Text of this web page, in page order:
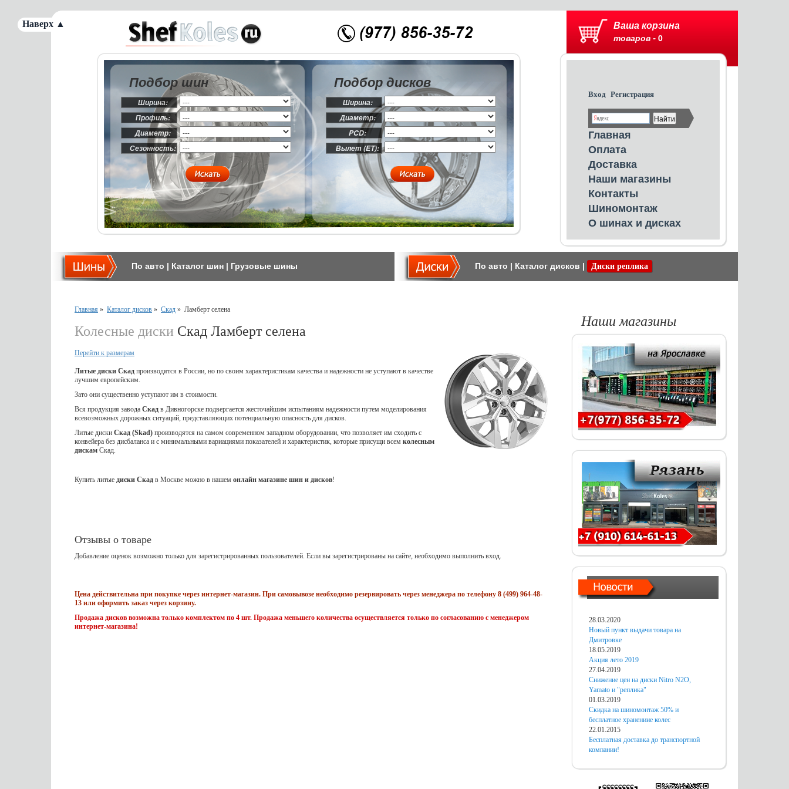
Ваша корзина
товаров - 0
Вход Регистрация
Главная
Оплата
Доставка
Наши магазины
Контакты
Шиномонтаж
О шинах и дисках
Подбор шин
Ширина:
Профиль:
Диаметр:
Сезонность:
Подбор дисков
Ширина:
Диаметр:
PCD:
Вылет (ET):
По авто | Каталог шин | Грузовые шины По авто | Каталог дисков | Диски реплика
Главная » Каталог дисков » Скад » Ламберт селена
Колесные диски Скад Ламберт селена
Перейти к размерам
Литые диски Скад производятся в России, но по своим характеристикам качества и надежности не уступают в качестве
лучшим европейским.
Зато они существенно уступают им в стоимости.
Вся продукция завода Скад в Дивногорске подвергается жесточайшим испытаниям надежности путем моделирования
всевозможных дорожных ситуаций, представляющих потенциальную опасность для дисков.
Литые диски Скад (Skad) производятся на самом современном западном оборудовании, что позволяет им сходить с
конвейера без дисбаланса и с минимальными вариациями показателей и характеристик, которые присущи всем колесным
дискам Скад.
Купить литые диски Скад в Москве можно в нашем онлайн магазине шин и дисков!
Отзывы о товаре
Добавление оценок возможно только для зарегистрированных пользователей. Если вы зарегистрированы на сайте, необходимо выполнить вход.
Цена действительна при покупке через интернет-магазин. При самовывозе необходимо резервировать через менеджера по телефону 8 (499) 964-48-
13 или оформить заказ через корзину.
Продажа дисков возможна только комплектом по 4 шт. Продажа меньшего количества осуществляется только по согласованию с менеджером
интернет-магазина!
Наши магазины
28.03.2020
Новый пункт выдачи товара на
Дмитровке
18.05.2019
Акция лето 2019
27.04.2019
Снижение цен на диски Nitro N2O,
Yamato и "реплика"
01.03.2019
Скидка на шиномонтаж 50% и
бесплатное хранениие колес
22.01.2015
Бесплатная доставка до транспортной
компании!
Наверх ▲